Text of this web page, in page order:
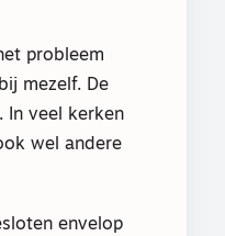
probleem
mezelf. De
In veel kerken
wel andere
envelop